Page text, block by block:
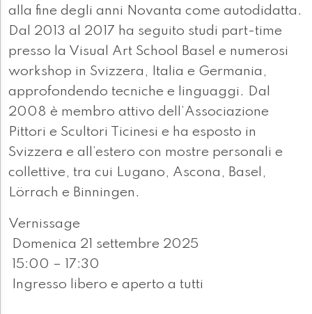
alla fine degli anni Novanta come autodidatta.
Dal 2013 al 2017 ha seguito studi part-time
presso la Visual Art School Basel e numerosi
workshop in Svizzera, Italia e Germania,
approfondendo tecniche e linguaggi. Dal
2008 è membro attivo dell’Associazione
Pittori e Scultori Ticinesi e ha esposto in
Svizzera e all’estero con mostre personali e
collettive, tra cui Lugano, Ascona, Basel,
Lörrach e Binningen.
Vernissage
Domenica 21 settembre 2025
15:00 – 17:30
Ingresso libero e aperto a tutti